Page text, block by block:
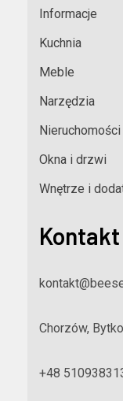
Informacje
Kuchnia
Meble
Narzędzia
Nieruchomości
Okna i drzwi
Wnętrze i
Chorzów,
+48